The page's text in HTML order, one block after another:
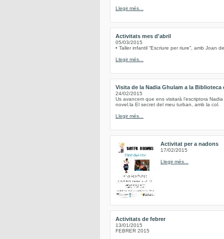
Llegir més...
Activitats mes d'abril
05/03/2015
• Taller infantil “Escriure per riure”, amb Joan
Llegir més...
Visita de la Nadia Ghulam a la Biblioteca
24/02/2015
Us avancem que ens visitarà l’escriptora
novel.la El secret del meu turban, amb la col.
Llegir més...
Activitat per a nadons
17/02/2015
Llegir més...
Activitats de febrer
13/01/2015
FEBRER 2015